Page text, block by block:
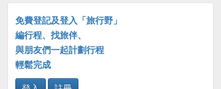
免費登記及登入「旅行野」
編行程、找旅伴、
與朋友們一起計劃行程
輕鬆完成